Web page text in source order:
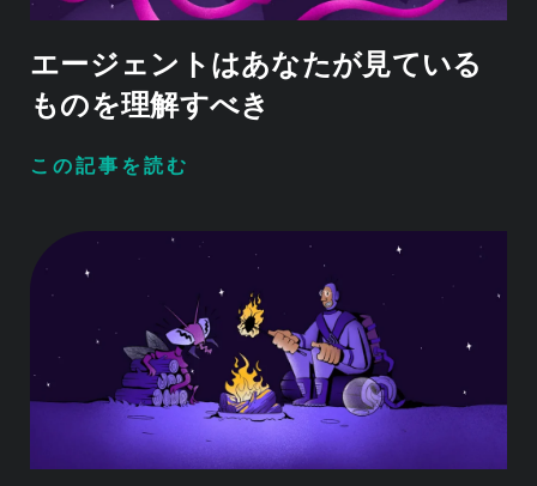
エージェントはあなたが見ている
ものを理解すべき
この記事を読む